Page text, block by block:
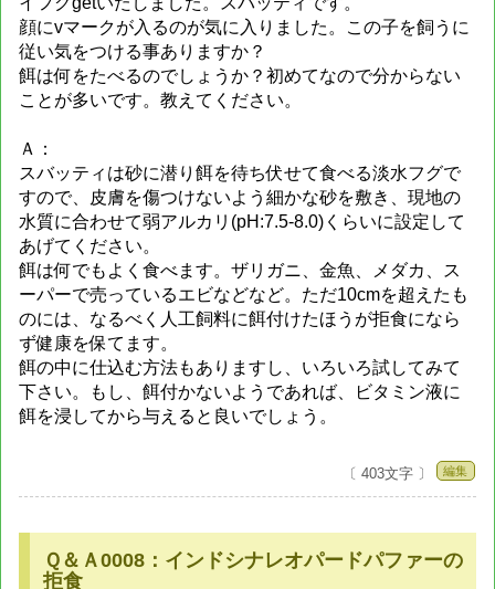
顔にvマークが入るのが気に入りました。この子を飼うに
従い気をつける事ありますか？
餌は何をたべるのでしょうか？初めてなので分からない
ことが多いです。教えてください。
Ａ：
スバッティは砂に潜り餌を待ち伏せて食べる淡水フグで
すので、皮膚を傷つけないよう細かな砂を敷き、現地の
水質に合わせて弱アルカリ(pH:7.5-8.0)くらいに設定して
あげてください。
餌は何でもよく食べます。ザリガニ、金魚、メダカ、ス
ーパーで売っているエビなどなど。ただ10cmを超えたも
のには、なるべく人工飼料に餌付けたほうが拒食になら
ず健康を保てます。
餌の中に仕込む方法もありますし、いろいろ試してみて
下さい。もし、餌付かないようであれば、ビタミン液に
餌を浸してから与えると良いでしょう。
〔 403文字 〕 編集
Ｑ＆Ａ0008：インドシナレオパードパファーの
拒食